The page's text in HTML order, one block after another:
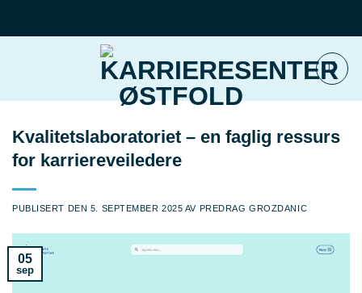
Kvalitetslaboratoriet – en faglig ressurs
for karriereveiledere
PUBLISERT DEN 5. SEPTEMBER 2025 AV PREDRAG GROZDANIC
05
sep